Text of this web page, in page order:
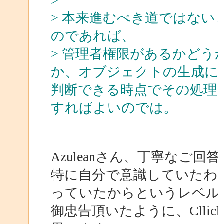
> 本来進むべき道ではな
のであれば、
> 管理者権限があるかど
か、オブジェクトの生成
判断できる時点でその処
すればよいのでは。
Azuleanさん、丁寧なご回
特に自分で意識していた
っていたからというレベ
御忠告頂いたように、